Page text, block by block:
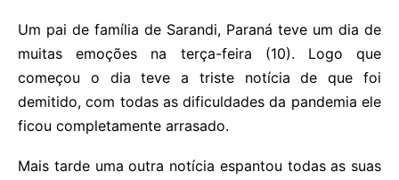
Um pai de família de Sarandi, Paraná teve um dia de
muitas emoções na terça-feira (10). Logo que
começou o dia teve a triste notícia de que foi
demitido, com todas as dificuldades da pandemia ele
ficou completamente arrasado.
Mais tarde uma outra notícia espantou todas as suas